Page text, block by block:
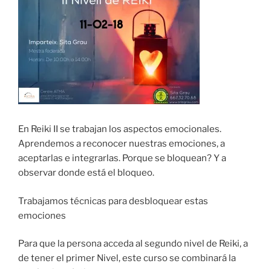
En Reiki II se trabajan los aspectos emocionales.
Aprendemos a reconocer nuestras emociones, a
aceptarlas e integrarlas. Porque se bloquean? Y a
observar donde está el bloqueo.
Trabajamos técnicas para desbloquear estas
emociones
Para que la persona acceda al segundo nivel de Reiki, a
de tener el primer Nivel, este curso se combinará la